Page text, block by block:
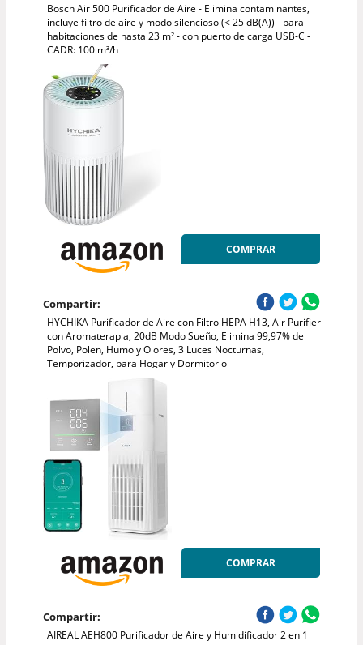
Bosch Air 500 Purificador de Aire - Elimina contaminantes,
incluye filtro de aire y modo silencioso (< 25 dB(A)) - para
habitaciones de hasta 23 m² - con puerto de carga USB-C -
CADR: 100 m³/h
COMPRAR
Compartir:
HYCHIKA Purificador de Aire con Filtro HEPA H13, Air Purifier
con Aromaterapia, 20dB Modo Sueño, Elimina 99,97% de
Polvo, Polen, Humo y Olores, 3 Luces Nocturnas,
Temporizador, para Hogar y Dormitorio
COMPRAR
Compartir:
AIREAL AEH800 Purificador de Aire y Humidificador 2 en 1